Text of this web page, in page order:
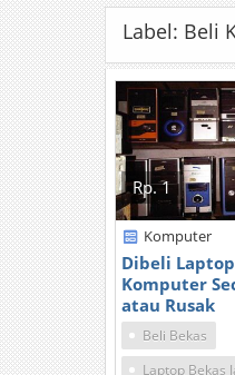
Label: Beli
Rp. 1
Komputer
Dibeli
Komputer
atau Rusak
Beli Bekas
Laptop Bekas